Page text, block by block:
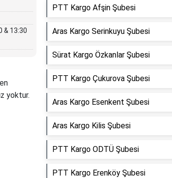
& 13:30
yoktur.
PTT Kargo Afşin Şubesi
Aras Kargo Serinkuyu Şubesi
Sürat Kargo Özkanlar Şubesi
PTT Kargo Çukurova Şubesi
Aras Kargo Esenkent Şubesi
Aras Kargo Kilis Şubesi
PTT Kargo ODTÜ Şubesi
PTT Kargo Erenköy Şubesi